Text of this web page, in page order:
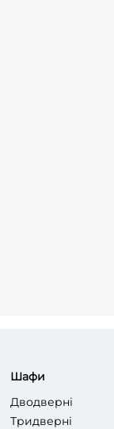
Шафи
Дводверні
Тридверні